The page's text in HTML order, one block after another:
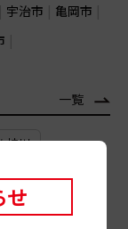
宇治市
亀岡市
一覧
桂川
中華粥
せ